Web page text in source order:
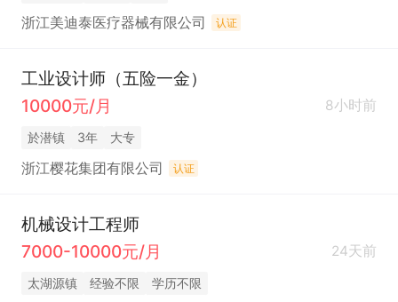
浙江美迪泰医疗器械有限公司 认证
工业设计师（五险一金）
10000元/月
8小时前
於潜镇 3年 大专
浙江樱花集团有限公司 认证
机械设计工程师
7000-10000元/月
24天前
太湖源镇 经验不限 学历不限